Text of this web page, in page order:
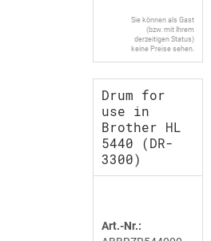
Sie können als Gast
(bzw. mit Ihrem
derzeitigen Status)
keine Preise sehen.
Drum for
use in
Brother HL
5440 (DR-
3300)
Art.-Nr.: